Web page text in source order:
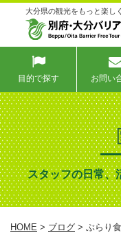
大分県の観光をもっと楽し
目的で探す お問い
スタッフの日常、
HOME > ブログ > ぶらり